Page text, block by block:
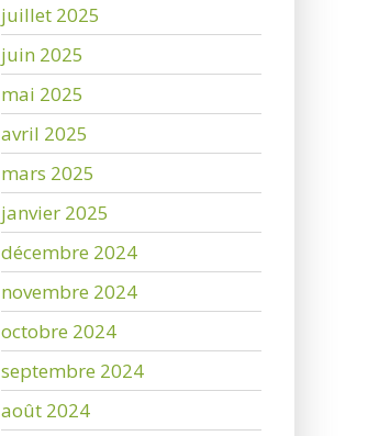
juillet 2025
juin 2025
mai 2025
avril 2025
mars 2025
janvier 2025
décembre 2024
novembre 2024
octobre 2024
septembre 2024
août 2024